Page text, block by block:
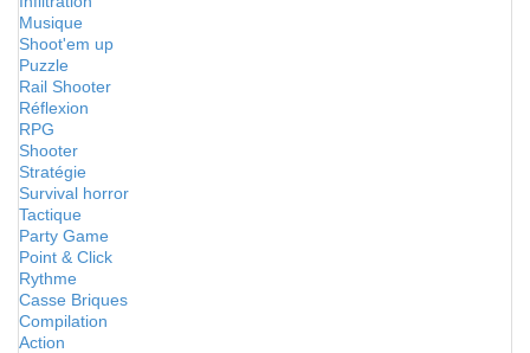
Musique
Shoot'em up
Puzzle
Rail Shooter
Réflexion
RPG
Shooter
Stratégie
Survival horror
Tactique
Party Game
Point & Click
Rythme
Casse Briques
Compilation
Action